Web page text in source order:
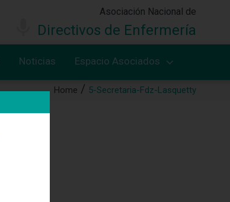
Asociación Nacional de
Directivos de Enfermería
Noticias Espacio Asociados
Home 5-Secretaria-Fdz-Lasquetty